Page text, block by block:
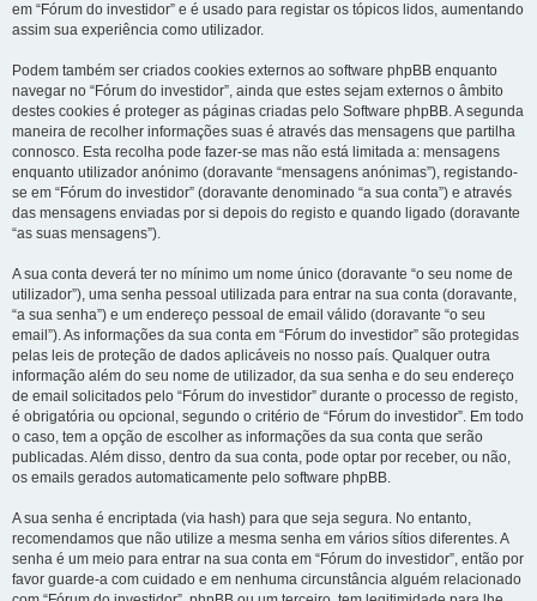
em “Fórum do investidor” e é usado para registar os tópicos lidos, aumentando
assim sua experiência como utilizador.
Podem também ser criados cookies externos ao software phpBB enquanto
navegar no “Fórum do investidor”, ainda que estes sejam externos o âmbito
destes cookies é proteger as páginas criadas pelo Software phpBB. A segunda
maneira de recolher informações suas é através das mensagens que partilha
connosco. Esta recolha pode fazer-se mas não está limitada a: mensagens
enquanto utilizador anónimo (doravante “mensagens anónimas”), registando-
se em “Fórum do investidor” (doravante denominado “a sua conta”) e através
das mensagens enviadas por si depois do registo e quando ligado (doravante
“as suas mensagens”).
A sua conta deverá ter no mínimo um nome único (doravante “o seu nome de
utilizador”), uma senha pessoal utilizada para entrar na sua conta (doravante,
“a sua senha”) e um endereço pessoal de email válido (doravante “o seu
email”). As informações da sua conta em “Fórum do investidor” são protegidas
pelas leis de proteção de dados aplicáveis no nosso país. Qualquer outra
informação além do seu nome de utilizador, da sua senha e do seu endereço
de email solicitados pelo “Fórum do investidor” durante o processo de registo,
é obrigatória ou opcional, segundo o critério de “Fórum do investidor”. Em todo
o caso, tem a opção de escolher as informações da sua conta que serão
publicadas. Além disso, dentro da sua conta, pode optar por receber, ou não,
os emails gerados automaticamente pelo software phpBB.
A sua senha é encriptada (via hash) para que seja segura. No entanto,
recomendamos que não utilize a mesma senha em vários sítios diferentes. A
senha é um meio para entrar na sua conta em “Fórum do investidor”, então por
favor guarde-a com cuidado e em nenhuma circunstância alguém relacionado